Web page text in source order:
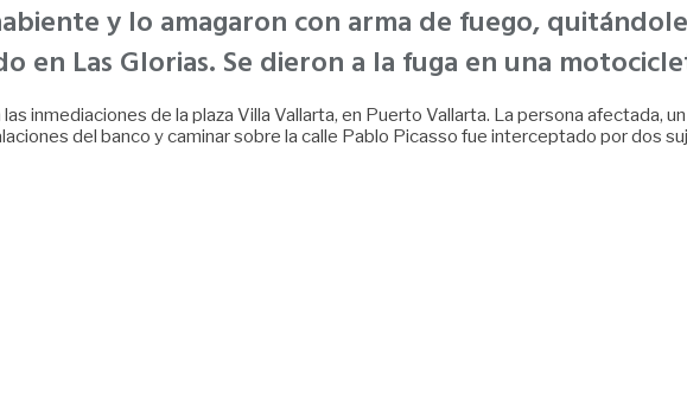
y lo amagaron con arma de fuego,
en Las Glorias. Se dieron a la fuga en una
inmediaciones de la plaza Villa Vallarta, en Puerto Vallarta. La persona afectada,
del banco y caminar sobre la calle Pablo Picasso fue interceptado por dos